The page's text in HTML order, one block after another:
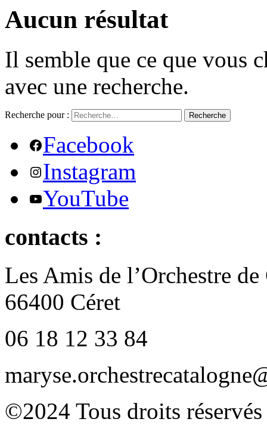
Aucun résultat
Il semble que ce que vous
avec une recherche.
Recherche pour : Recherche
Facebook
Instagram
YouTube
contacts :
Les Amis de l’Orchestre
66400 Céret
06 18 12 33 84
©2024 Tous droits